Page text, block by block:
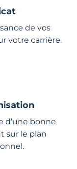
de vos
votre carrière.
d’une bonne
sur le plan